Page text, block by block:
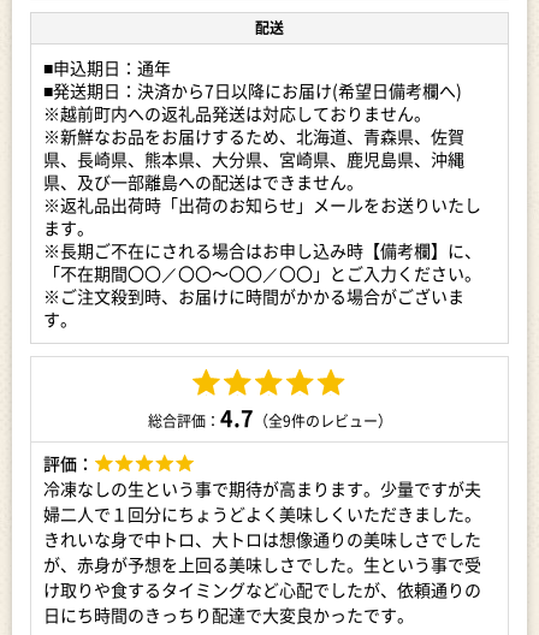
※ご注文状況・水揚げ状況等により、ご希望に添えない場合が
ございます、その場合、お電話もしくはメールにてご連絡いた
します。
※その際、最終希望日までご連絡がつかない場合は、準備でき
次第、順次発送となります。
（連絡不通の12月ご希望分は1月中旬以降に発送）
（2）お届け希望日のご記入が【備考欄】に無い場合、準備で
き次第、順次発送となります。
※長期ご不在期間がございましたら必ず備考欄にご記入くださ
い。
※画像はイメージです。
■ 返礼品について
本マグロはマグロのみならず、魚類の中の王様。
背や目が黒く、肉が赤黒いことから黒マグロとも呼ばれ、深み
のある赤い身質は旨味、香りが濃厚。
希少価値から黒いダイヤとも呼ばれています。
本まぐろを捕獲後、氷漬けにして競り場まで運ばれ、
冷凍されることなくお客様のもとへ送り出されるまぐろを「生
まぐろ」といいます。
「赤身・中トロ・大トロ」と、部位ごとに異なる味の変化をお
楽しみください！
【大トロ】
配送
■申込期日：通年
■発送期日：決済から7日以降にお届け(希望日備考欄へ)
※越前町内への返礼品発送は対応しておりません。
※新鮮なお品をお届けするため、北海道、青森県、佐賀
県、長崎県、熊本県、大分県、宮崎県、鹿児島県、沖縄
県、及び一部離島への配送はできません。
※返礼品出荷時「出荷のお知らせ」メールをお送りいたし
ます。
※長期ご不在にされる場合はお申し込み時【備考欄】に、
「不在期間〇〇／〇〇～〇〇／〇〇」とご入力ください。
※ご注文殺到時、お届けに時間がかかる場合がございま
す。
総合評価： 4.7 （全9件のレビュー）
評価：
冷凍なしの生という事で期待が高まります。少量ですが夫
婦二人で１回分にちょうどよく美味しくいただきました。
きれいな身で中トロ、大トロは想像通りの美味しさでした
が、赤身が予想を上回る美味しさでした。生という事で受
け取りや食するタイミングなど心配でしたが、依頼通りの
日にち時間のきっちり配達で大変良かったです。